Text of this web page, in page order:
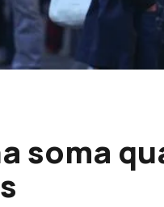
soma